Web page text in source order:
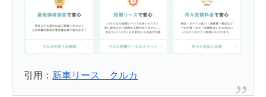
引用： 新車リース クルカ